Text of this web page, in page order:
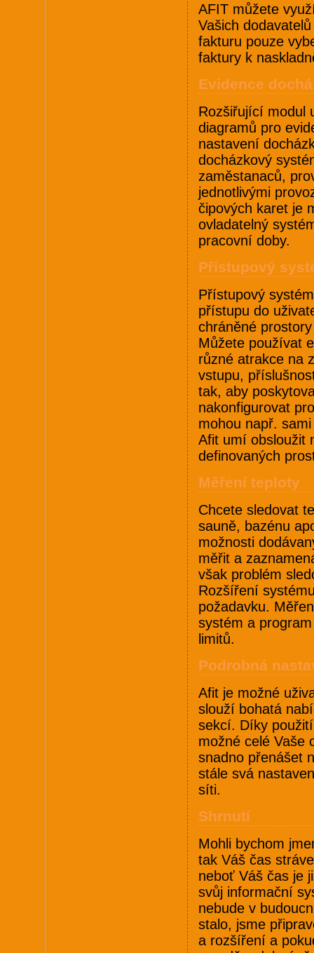
AFIT můžete
Vašich
fakturu pouze
faktury k
Evidence
Rozšiřující modul
diagramů pro
nastavení
docházkový
zaměstanaců,
jednotlivými
čipových karet je
ovladatelný
pracovní doby.
Přístupový
Přístupový
přístupu do
chráněné
Můžete používat
různé atrakce na
vstupu,
tak, aby
nakonfigurovat
mohou např.
Afit umí obsloužit
definovaných
Měření teploty
Chcete sledovat
sauně, bazénu
možnosti
měřit a
však problém
Rozšíření
požadavku.
systém a
limitů.
Podrobná
Afit je možné
slouží bohatá
sekcí. Díky
možné celé Vaše
snadno přenášet
stále svá
síti.
Shrnutí
Mohli bychom
tak Váš čas
neboť Váš čas je
svůj informační
nebude v
stalo, jsme
a rozšíření a